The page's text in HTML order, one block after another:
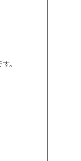
。